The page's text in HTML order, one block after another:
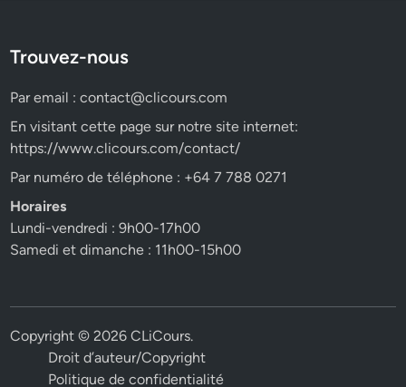
Trouvez-nous
Par email :contact@clicours.com
En visitant cette page sur notre site internet:
https://www.clicours.com/contact/
Par numéro de téléphone : +64 7 788 0271
Horaires
Lundi-vendredi : 9h00-17h00
Samedi et dimanche : 11h00-15h00
Copyright © 2026CLiCours.
Droit d’auteur/Copyright
Politique de confidentialité